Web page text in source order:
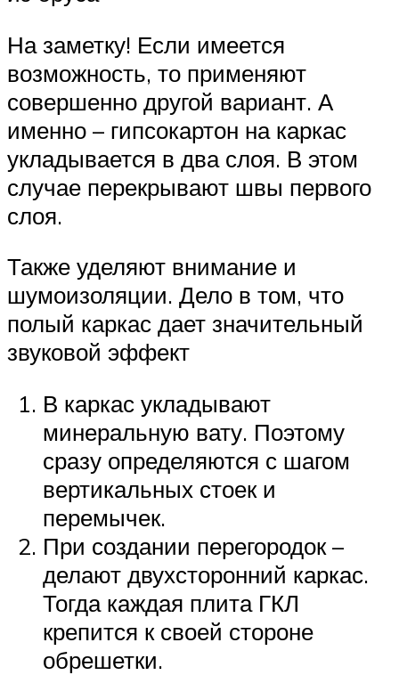
На заметку! Если имеется
возможность, то применяют
совершенно другой вариант. А
именно – гипсокартон на каркас
укладывается в два слоя. В этом
случае перекрывают швы первого
слоя.
Также уделяют внимание и
шумоизоляции. Дело в том, что
полый каркас дает значительный
звуковой эффект
В каркас укладывают
минеральную вату. Поэтому
сразу определяются с шагом
вертикальных стоек и
перемычек.
При создании перегородок –
делают двухсторонний каркас.
Тогда каждая плита ГКЛ
крепится к своей стороне
обрешетки.